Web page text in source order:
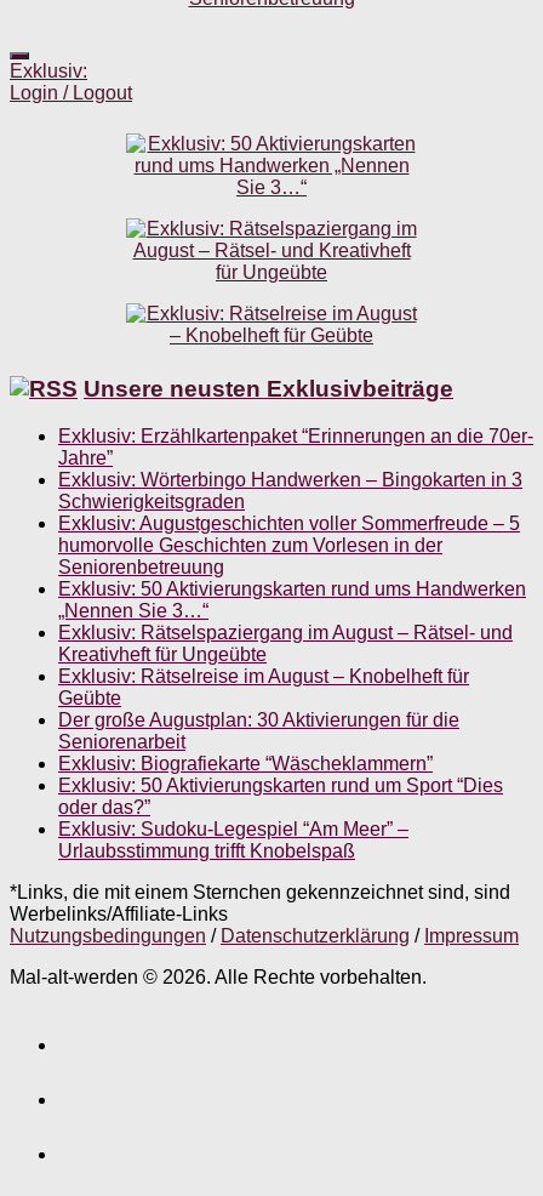
Exklusiv:
Login / Logout
Unsere neusten Exklusivbeiträge
Exklusiv: Erzählkartenpaket “Erinnerungen an die 70er-
Jahre”
Exklusiv: Wörterbingo Handwerken – Bingokarten in 3
Schwierigkeitsgraden
Exklusiv: Augustgeschichten voller Sommerfreude – 5
humorvolle Geschichten zum Vorlesen in der
Seniorenbetreuung
Exklusiv: 50 Aktivierungskarten rund ums Handwerken
„Nennen Sie 3…“
Exklusiv: Rätselspaziergang im August – Rätsel- und
Kreativheft für Ungeübte
Exklusiv: Rätselreise im August – Knobelheft für
Geübte
Der große Augustplan: 30 Aktivierungen für die
Seniorenarbeit
Exklusiv: Biografiekarte “Wäscheklammern”
Exklusiv: 50 Aktivierungskarten rund um Sport “Dies
oder das?”
Exklusiv: Sudoku-Legespiel “Am Meer” –
Urlaubsstimmung trifft Knobelspaß
*Links, die mit einem Sternchen gekennzeichnet sind, sind
Werbelinks/Affiliate-Links
Nutzungsbedingungen / Datenschutzerklärung / Impressum
Mal-alt-werden © 2026. Alle Rechte vorbehalten.